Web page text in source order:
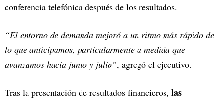
conferencia telefónica después de los resultados.
“El entorno de demanda mejoró a un ritmo más rápido de
lo que anticipamos, particularmente a medida que
avanzamos hacia junio y julio”, agregó el ejecutivo.
Tras la presentación de resultados financieros, las